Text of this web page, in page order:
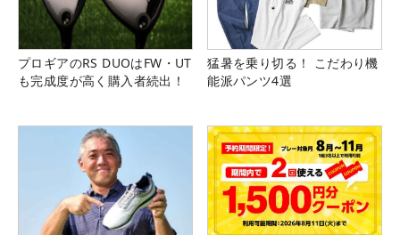
プロギアのRS DUOはFW・UT
も完成度が高く購入者続出！
猛暑を乗り切る！ こだわり機
能派パンツ4選